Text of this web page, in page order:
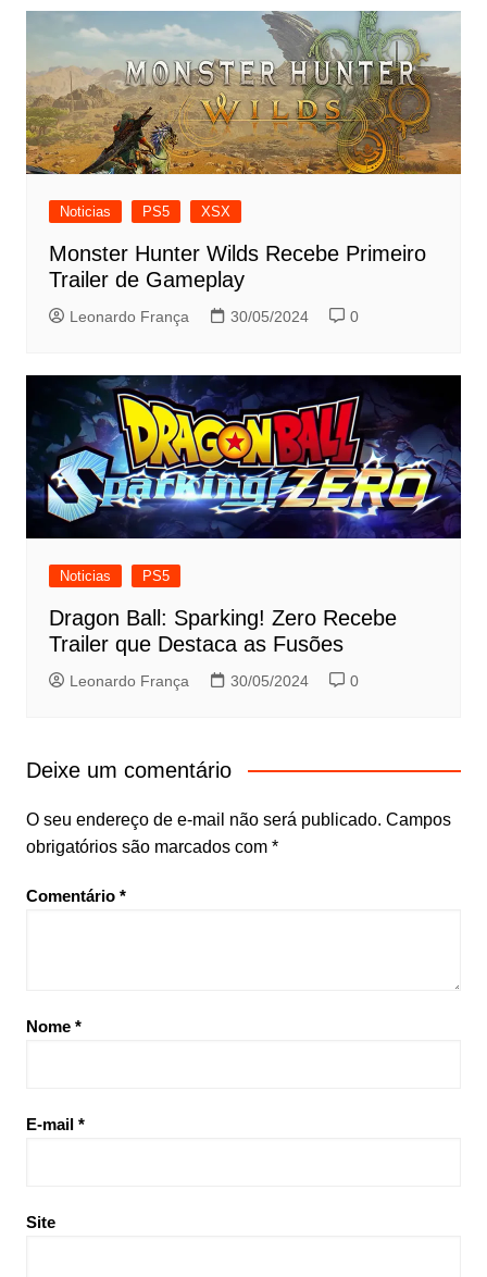
Noticias PS5 XSX
Monster Hunter Wilds Recebe Primeiro
Trailer de Gameplay
Leonardo França 30/05/2024 0
Noticias PS5
Dragon Ball: Sparking! Zero Recebe
Trailer que Destaca as Fusões
Leonardo França 30/05/2024 0
Deixe um comentário
O seu endereço de e-mail não será publicado. Campos
obrigatórios são marcados com *
Comentário *
Nome *
E-mail *
Site